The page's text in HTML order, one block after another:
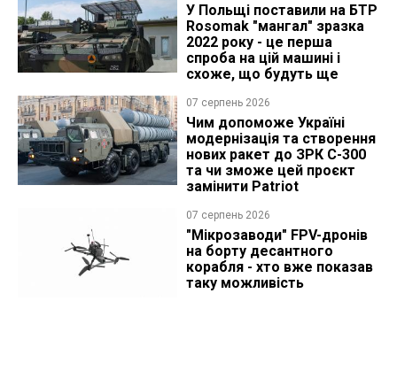
У Польщі поставили на БТР
Rosomak "мангал" зразка
2022 року - це перша
спроба на цій машині і
схоже, що будуть ще
07 серпень 2026
Чим допоможе Україні
модернізація та створення
нових ракет до ЗРК С-300
та чи зможе цей проєкт
замінити Patriot
07 серпень 2026
"Мікрозаводи" FPV-дронів
на борту десантного
корабля - хто вже показав
таку можливість